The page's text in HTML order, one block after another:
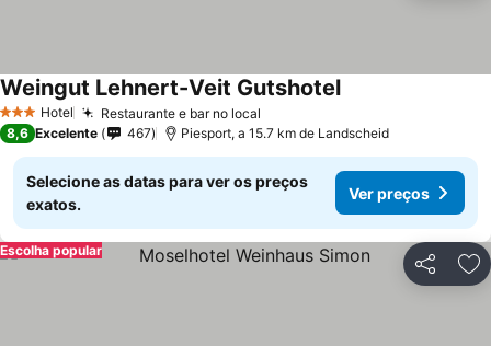
3 EstrelasHotel Restaurante e bar no local
Weingut Lehnert-Veit Gutshotel
8,6 Excelente 467 Piesport, a 15.7 km de Landscheid
Selecione as datas para ver os preços
exatos.
Ver preços
Partilhar
Escolha popular